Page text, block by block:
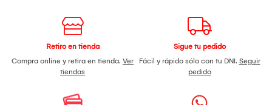
Retiro en tienda
Compra online y retira en tienda. Ver
tiendas
Sigue tu pedido
Fácil y rápido sólo con tu DNI. Seguir
pedido